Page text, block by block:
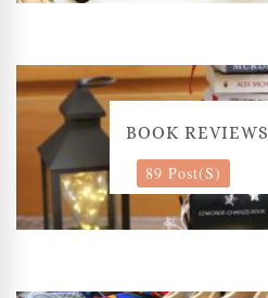
BOOK REVIEWS
89 Post(s)